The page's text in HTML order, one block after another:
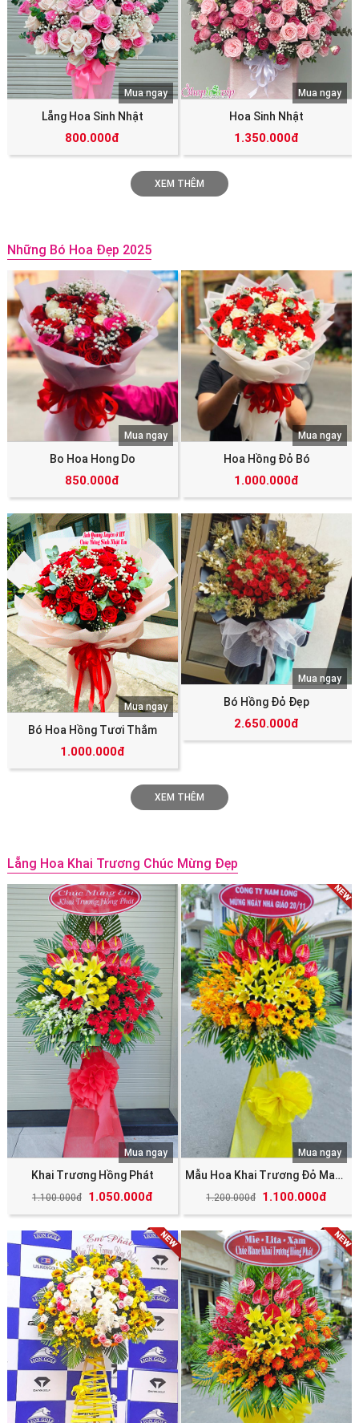
Lẵng Hoa Sinh Nhật
800.000đ
Mua ngay
Hoa Sinh Nhật
1.350.000đ
Mua ngay
XEM THÊM
Những Bó Hoa Đẹp 2025
Bo Hoa Hong Do
850.000đ
Mua ngay
Hoa Hồng Đỏ Bó
1.000.000đ
Mua ngay
Bó Hoa Hồng Tươi Thắm
1.000.000đ
Mua ngay Bó Hồng Đỏ Đẹp
2.650.000đ
Mua ngay
XEM THÊM
Lẵng Hoa Khai Trương Chúc Mừng Đẹp
Khai Trương Hồng Phát
1.100.000đ 1.050.000đ
Mua ngay
Mẫu Hoa Khai Trương Đỏ May Mắn Tài Lộc
1.200.000đ 1.100.000đ
Mua ngay